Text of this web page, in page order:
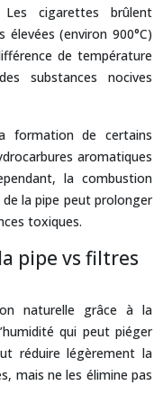
cigarettes brûlent
(environ 900°C)
de température
substances nocives
formation de certains
aromatiques
la combustion
la pipe peut prolonger
toxiques.
pipe vs filtres
naturelle grâce à la
qui peut piéger
réduire légèrement la
mais ne les élimine pas